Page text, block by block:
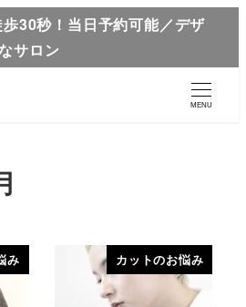
30秒！当日予約可能／デザ
サロン
MENU
み カットのお悩み